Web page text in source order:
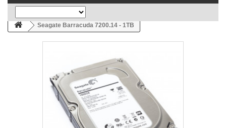
Seagate Barracuda 7200.14 - 1TB